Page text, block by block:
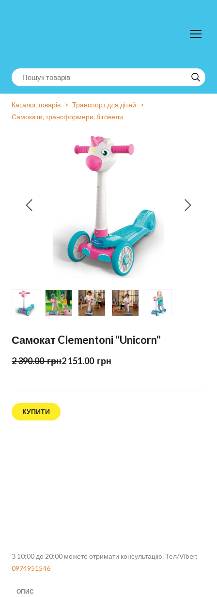
Каталог товарів
Транспорт для дітей
Самокати, трансформери, біговели
Самокат Clementoni "Unicorn"
2 390.00  грн2 151.00  грн
КУПИТИ
З 10:00 до 20:00 можете отримати консультацію. Тел/Viber:
0974951546
ОПИС